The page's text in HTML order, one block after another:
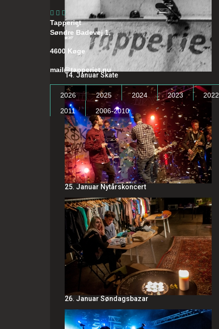
Tapperiet
Søndre Badevej 1,
4600 Køge
mail@tapperiet.nu
2026 2025 2024 2023 2022
2011
2006-2010
14. Januar Skate
25. Januar Nytårskoncert
26. Januar Søndagsbazar